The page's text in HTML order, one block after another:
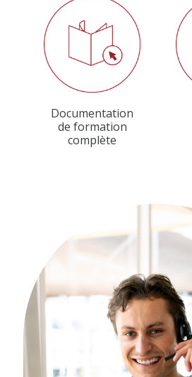
Documentation
de formation
complète